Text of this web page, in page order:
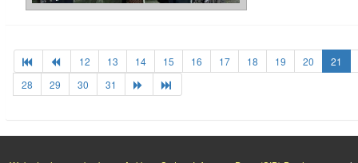
12 13 14 15 16 17 18 19 20
21
28
29 30 31